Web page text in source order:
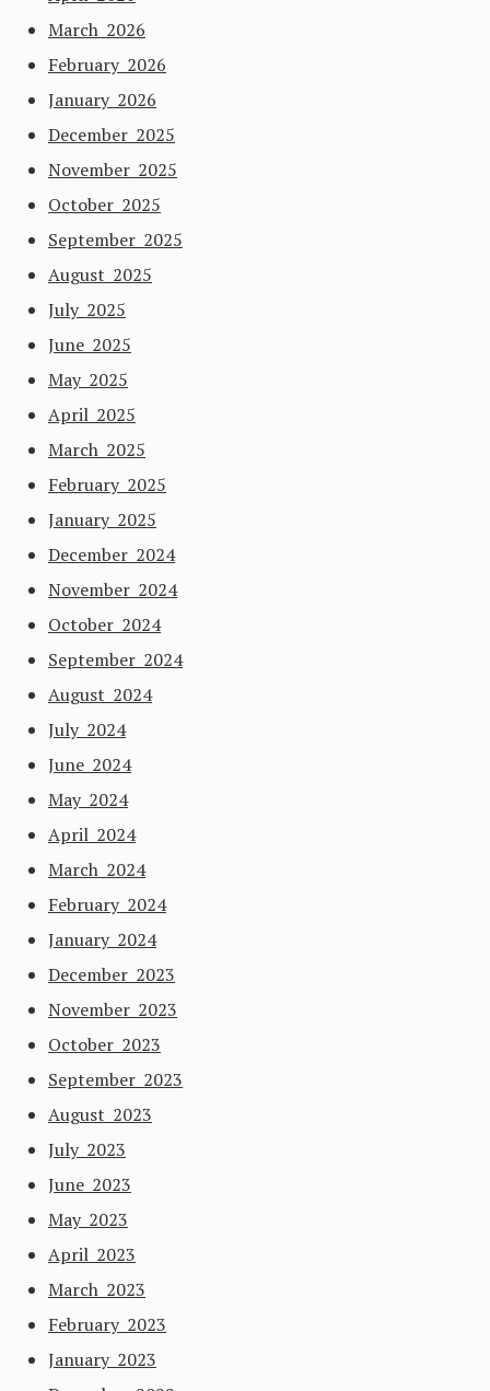
March 2026
February 2026
January 2026
December 2025
November 2025
October 2025
September 2025
August 2025
July 2025
June 2025
May 2025
April 2025
March 2025
February 2025
January 2025
December 2024
November 2024
October 2024
September 2024
August 2024
July 2024
June 2024
May 2024
April 2024
March 2024
February 2024
January 2024
December 2023
November 2023
October 2023
September 2023
August 2023
July 2023
June 2023
May 2023
April 2023
March 2023
February 2023
January 2023